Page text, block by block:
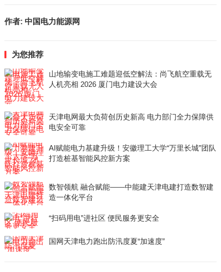
作者: 中国电力能源网
为您推荐
山地输变电施工难题迎低空解法：尚飞航空重载无
人机亮相 2026 厦门电力建设大会
天津电网最大负荷创历史新高 电力部门全力保障供
电安全可靠
AI赋能电力基建升级！安徽理工大学“万里长城”团队
打造桩基智能风控新方案
数智领航 融合赋能——中能建天津电建打造数智建
造一体化平台
“扫码用电”进社区 便民服务更安全
国网天津电力跑出防汛度夏“加速度”